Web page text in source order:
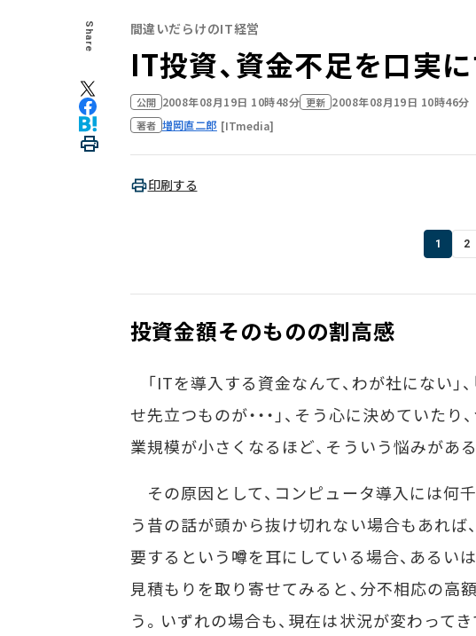
Share 間違いだらけのIT経営
IT投資、資金不足を口実
公開 2008年08月19日 10時48分 更新 2008年08月19日 10時46分
著者 増岡直二郎 [ITmedia]
印刷する
1 2
投資金額そのものの割高感
「ITを導入する資金なんて、わが社にない」、
せ先立つものが・・・」、そう心に決めていた
業規模が小さくなるほど、そういう悩みがある
その原因として、コンピュータ導入には何
う昔の話が頭から抜け切れない場合もあれ
要するという噂を耳にしている場合、あるい
見積もりを取り寄せてみると、分不相応の高
う。いずれの場合も、現在は状況が変わって